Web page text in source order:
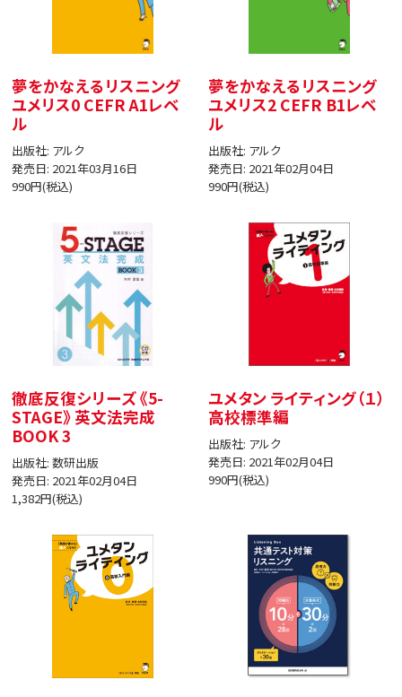
夢をかなえるリスニング
ユメリス0 CEFR A1レベ
ル
出版社: アルク
発売日: 2021年03月16日
990円(税込)
夢をかなえるリスニング
ユメリス2 CEFR B1レベ
ル
出版社: アルク
発売日: 2021年02月04日
990円(税込)
徹底反復シリーズ 《5-
STAGE》 英文法完成
BOOK 3
出版社: 数研出版
発売日: 2021年02月04日
1,382円(税込)
ユメタン ライティング（１）
高校標準編
出版社: アルク
発売日: 2021年02月04日
990円(税込)